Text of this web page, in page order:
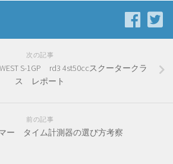
次の記事
S-1GP rd3 4st50ccスクータークラ
ス レポート
前の記事
ー タイム計測器の選び方考察